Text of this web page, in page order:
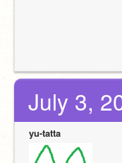
July 3,
yu-tatta